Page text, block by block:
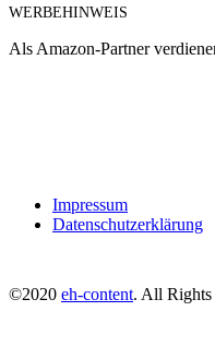
WERBEHINWEIS
Als Amazon-Partner
Impressum
Datenschutzerklärung
©2020 eh-content. All Rights